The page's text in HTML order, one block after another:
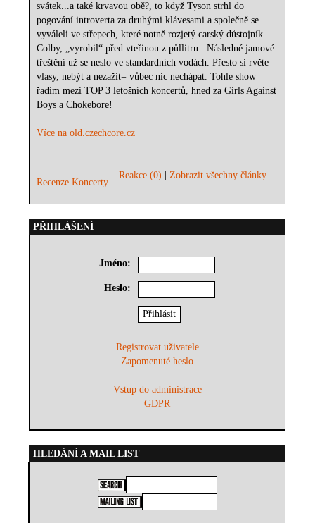
svátek...a také krvavou obě?, to když Tyson strhl do
pogování introverta za druhými klávesami a společně se
vyváleli ve střepech, které notně rozjetý carský důstojník
Colby, „vyrobil“ před vteřinou z půllitru...Následné jamové
třeštění už se neslo ve standardních vodách. Přesto si rvěte
vlasy, nebýt a nezažít= vůbec nic nechápat. Tohle show
řadím mezi TOP 3 letošních koncertů, hned za Girls Against
Boys a Chokebore!
Více na old.czechcore.cz
Recenze Koncerty
Reakce (0) |Zobrazit všechny články ...
PŘIHLÁŠENÍ
Jméno:
Heslo:
Registrovat uživatele
Zapomenuté heslo
Vstup do administrace
GDPR
HLEDÁNÍ A MAIL LIST